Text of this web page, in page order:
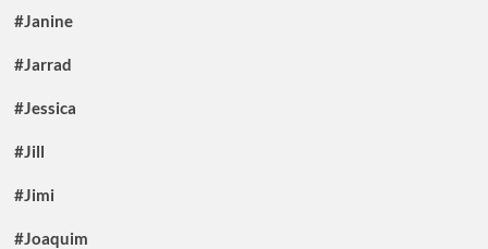
#Janine
#Jarrad
#Jessica
#Jill
#Jimi
#Joaquim